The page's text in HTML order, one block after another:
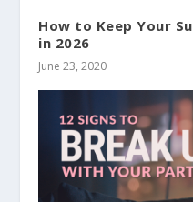
How to Keep Your
in 2026
June 23, 2020